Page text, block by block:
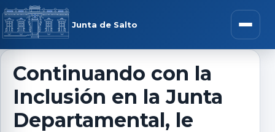
Saltar al contenido
Junta de Salto Abrir
menú
Continuando con la
Inclusión en la Junta
Departamental, le